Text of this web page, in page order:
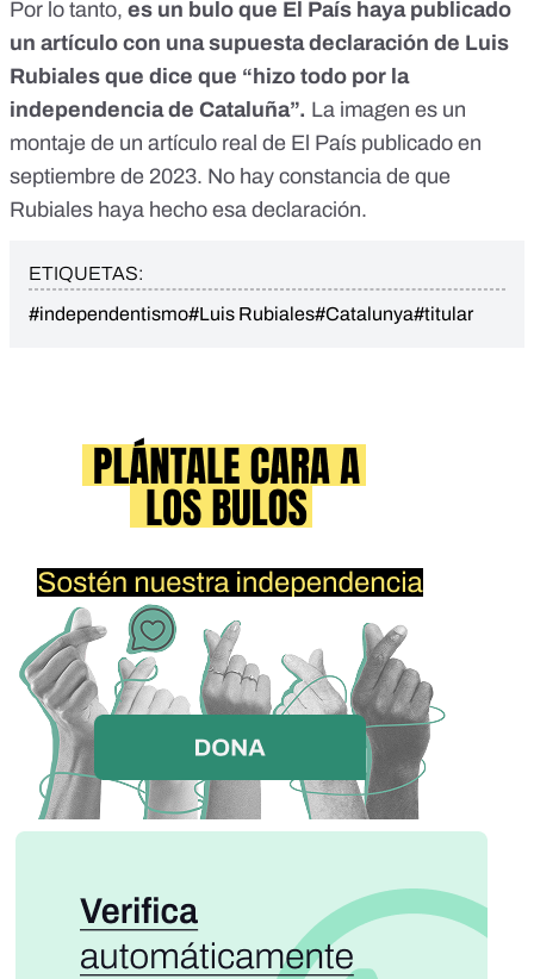
Por lo tanto, es un bulo que El País haya publicado
un artículo con una supuesta declaración de Luis
Rubiales que dice que “hizo todo por la
independencia de Cataluña”. La imagen es un
montaje de un artículo real de El País publicado en
septiembre de 2023. No hay constancia de que
Rubiales haya hecho esa declaración.
ETIQUETAS:
#independentismo#Luis Rubiales#Catalunya#titular